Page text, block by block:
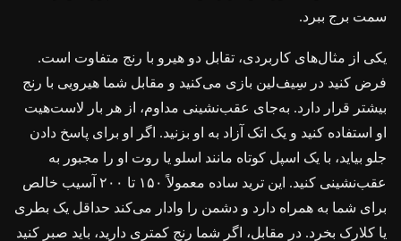
سمت برج ببرد.
یکی از مثال‌های کاربردی، تقابل دو هیرو با رنج متفاوت است.
فرض کنید در سِیف‌لین بازی می‌کنید و مقابل شما هیرویی با رنج
بیشتر قرار دارد. به‌جای عقب‌نشینی مداوم، از هر بار لاست‌هیت
او استفاده کنید و یک اتک آزاد به او بزنید. اگر او برای پاسخ دادن
جلو بیاید، با یک اسپل کوتاه مانند اسلو یا روت او را مجبور به
عقب‌نشینی کنید. این ترید ساده معمولاً ۱۵۰ تا ۲۰۰ آسیب خالص
برای شما به همراه دارد و دشمن را وادار می‌کند حداقل یک بطری
یا کلارک بخرد. در مقابل، اگر شما رنج کمتری دارید، باید صبر کنید